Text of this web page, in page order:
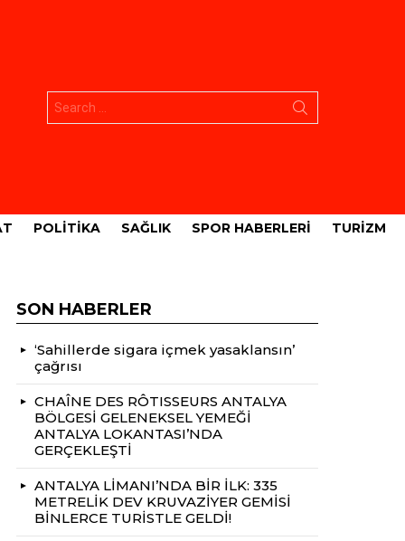
POLITIKA SAĞLIK SPOR HABERLERI TURIZM
SON HABERLER
‘Sahillerde sigara içmek yasaklansın’
çağrısı
CHAÎNE DES RÔTISSEURS ANTALYA
BÖLGESİ GELENEKSEL YEMEĞİ
ANTALYA LOKANTASI’NDA
GERÇEKLEŞTİ
ANTALYA LİMANI’NDA BİR İLK: 335
METRELİK DEV KRUVAZİYER GEMİSİ
BİNLERCE TURİSTLE GELDİ!